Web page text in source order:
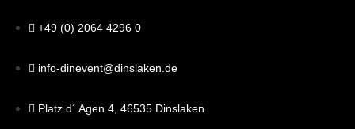
+49 (0) 2064 4296 0
info-dinevent@dinslaken.de
Platz d´ Agen 4, 46535 Dinslaken